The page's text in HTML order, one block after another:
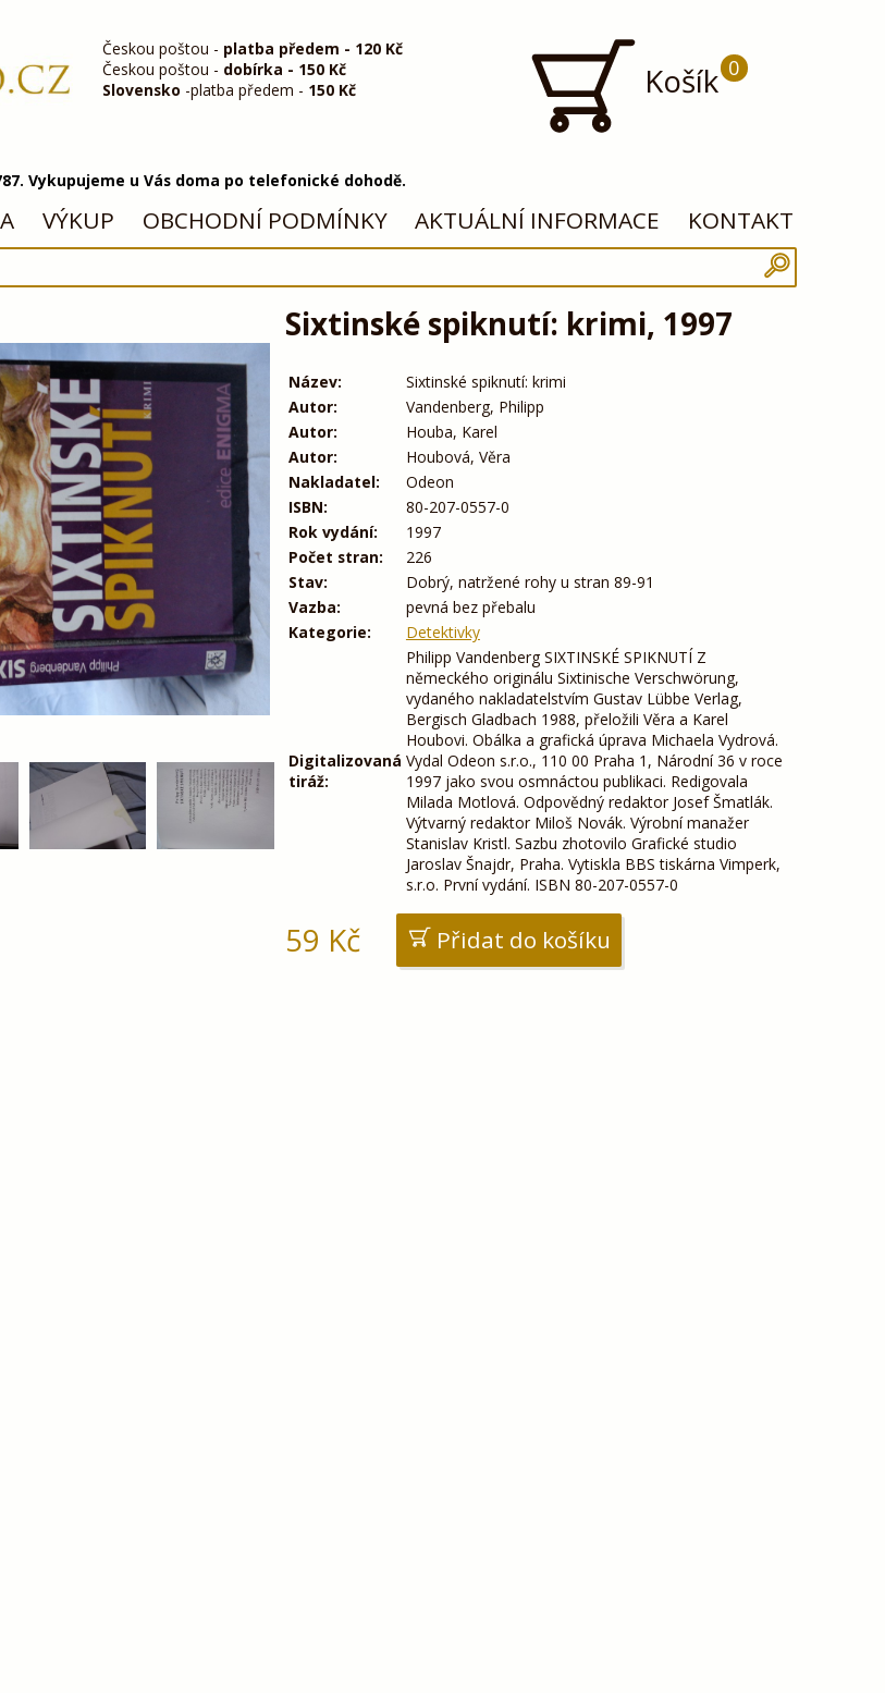
Českou poštou - platba předem - 120 Kč
Českou poštou - dobírka - 150 Kč
Slovensko -platba předem - 150 Kč Košík 0
Vykupujeme u Vás doma po telefonické dohodě.
VÝKUP OBCHODNÍ PODMÍNKY AKTUÁLNÍ INFORMACE KONTAKT
Sixtinské spiknutí: krimi, 1997
Název:
Sixtinské spiknutí: krimi
Autor:
Vandenberg, Philipp
Autor:
Houba, Karel
Autor:
Houbová, Věra
Nakladatel:
Odeon
ISBN:
80-207-0557-0
Rok vydání:
1997
Počet stran:
226
Stav:
Dobrý, natržené rohy u stran 89-91
Vazba:
pevná bez přebalu
Kategorie:
Detektivky
Digitalizovaná
tiráž:
Philipp Vandenberg SIXTINSKÉ SPIKNUTÍ Z
německého originálu Sixtinische Verschwörung,
vydaného nakladatelstvím Gustav Lübbe Verlag,
Bergisch Gladbach 1988, přeložili Věra a Karel
Houbovi. Obálka a grafická úprava Michaela Vydrová.
Vydal Odeon s.r.o., 110 00 Praha 1, Národní 36 v roce
1997 jako svou osmnáctou publikaci. Redigovala
Milada Motlová. Odpovědný redaktor Josef Šmatlák.
Výtvarný redaktor Miloš Novák. Výrobní manažer
Stanislav Kristl. Sazbu zhotovilo Grafické studio
Jaroslav Šnajdr, Praha. Vytiskla BBS tiskárna Vimperk,
s.r.o. První vydání. ISBN 80-207-0557-0
59 Kč Přidat do košíku